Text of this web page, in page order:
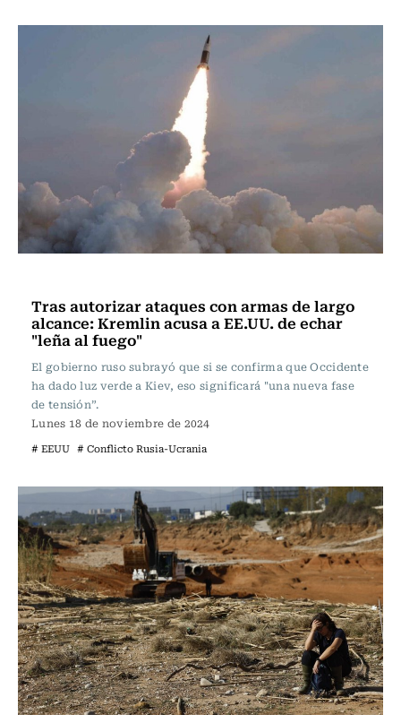
Tras autorizar ataques con armas de largo
alcance: Kremlin acusa a EE.UU. de echar
"leña al fuego"
El gobierno ruso subrayó que si se confirma que Occidente
ha dado luz verde a Kiev, eso significará "una nueva fase
de tensión”.
Lunes 18 de noviembre de 2024
# EEUU # Conflicto Rusia-Ucrania